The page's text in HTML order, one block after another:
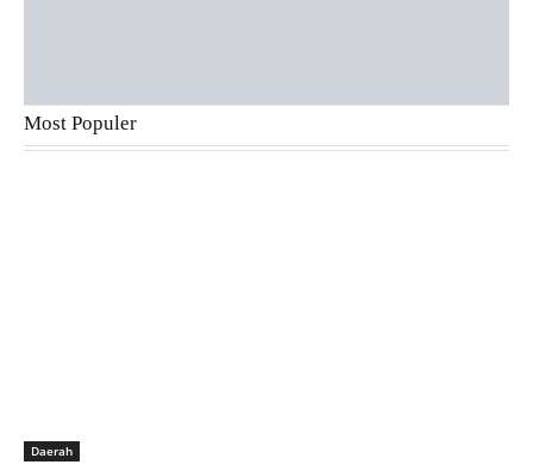
Most Populer
Daerah